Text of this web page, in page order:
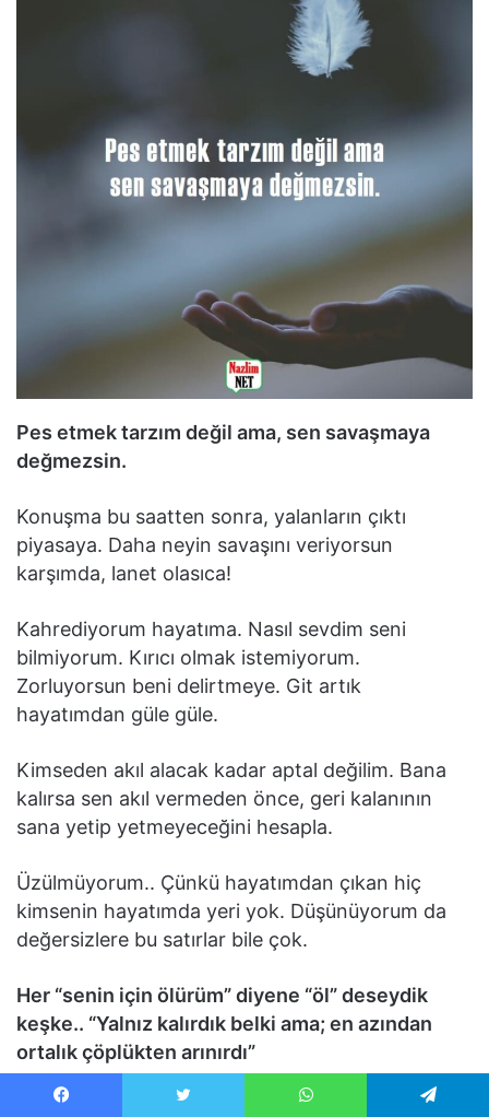
Pes etmek tarzım değil ama, sen savaşmaya
değmezsin.
Konuşma bu saatten sonra, yalanların çıktı
piyasaya. Daha neyin savaşını veriyorsun
karşımda, lanet olasıca!
Kahrediyorum hayatıma. Nasıl sevdim seni
bilmiyorum. Kırıcı olmak istemiyorum.
Zorluyorsun beni delirtmeye. Git artık
hayatımdan güle güle.
Kimseden akıl alacak kadar aptal değilim. Bana
kalırsa sen akıl vermeden önce, geri kalanının
sana yetip yetmeyeceğini hesapla.
Üzülmüyorum.. Çünkü hayatımdan çıkan hiç
kimsenin hayatımda yeri yok. Düşünüyorum da
değersizlere bu satırlar bile çok.
Her “senin için ölürüm” diyene “öl” deseydik
keşke.. “Yalnız kalırdık belki ama; en azından
ortalık çöplükten arınırdı”
Birini kötülemeye çalışırsan asla amacına